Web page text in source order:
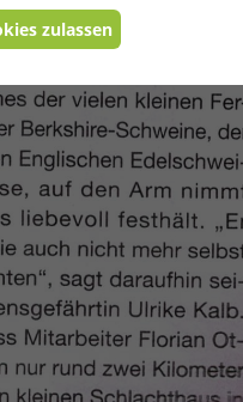
zulassen